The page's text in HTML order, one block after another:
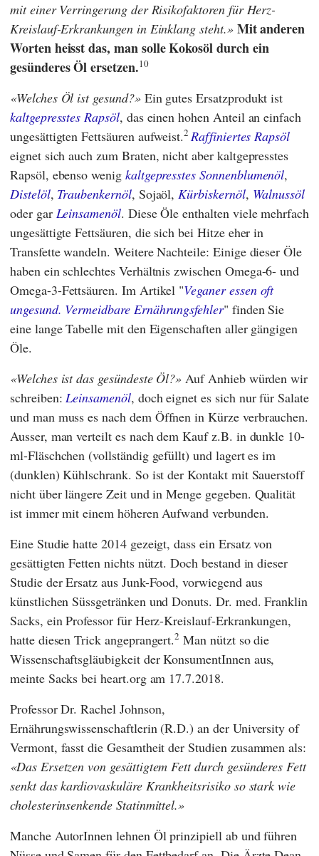
mit einer Verringerung der Risikofaktoren für Herz-
Kreislauf-Erkrankungen in Einklang steht.
Mit anderen
Worten heisst das, man solle Kokosöl durch ein
gesünderes Öl ersetzen.10
Welches Öl ist gesund? Ein gutes Ersatzprodukt ist
kaltgepresstes Rapsöl, das einen hohen Anteil an einfach
ungesättigten Fettsäuren aufweist.2 Raffiniertes Rapsöl
eignet sich auch zum Braten, nicht aber kaltgepresstes
Rapsöl, ebenso wenig kaltgepresstes Sonnenblumenöl,
Distelöl, Traubenkernöl, Sojaöl,Kürbiskernöl, Walnussöl
oder gar Leinsamenöl. Diese Öle enthalten viele mehrfach
ungesättigte Fettsäuren, die sich bei Hitze eher in
Transfette wandeln. Weitere Nachteile: Einige dieser Öle
haben ein schlechtes Verhältnis zwischen Omega-6- und
Omega-3-Fettsäuren. Im Artikel "Veganer essen oft
ungesund. Vermeidbare Ernährungsfehler" finden Sie
eine lange Tabelle mit den Eigenschaften aller gängigen
Öle.
Welches ist das gesündeste Öl? Auf Anhieb würden wir
schreiben:Leinsamenöl, doch eignet es sich nur für Salate
und man muss es nach dem Öffnen in Kürze verbrauchen.
Ausser, man verteilt es nach dem Kauf z.B. in dunkle 10-
ml-Fläschchen (vollständig gefüllt) und lagert es im
(dunklen) Kühlschrank. So ist der Kontakt mit Sauerstoff
nicht über längere Zeit und in Menge gegeben. Qualität
ist immer mit einem höheren Aufwand verbunden.
Eine Studie hatte 2014 gezeigt, dass ein Ersatz von
gesättigten Fetten nichts nützt. Doch bestand in dieser
Studie der Ersatz aus Junk-Food, vorwiegend aus
künstlichen Süssgetränken und Donuts. Dr. med.Franklin
Sacks, ein Professor für Herz-Kreislauf-Erkrankungen,
hatte diesen Trick angeprangert.2 Man nützt so die
Wissenschaftsgläubigkeit der KonsumentInnen aus,
meinte Sacks bei heart.org am 17.7.2018.
Professor Dr.Rachel Johnson,
Ernährungswissenschaftlerin (R.D.) an der University of
Vermont, fasst die Gesamtheit der Studien zusammen als:
Das Ersetzen von gesättigtem Fett durch gesünderes Fett
senkt das kardiovaskuläre Krankheitsrisiko so stark wie
cholesterinsenkende Statinmittel.
Manche AutorInnen lehnen Öl prinzipiell ab und führen